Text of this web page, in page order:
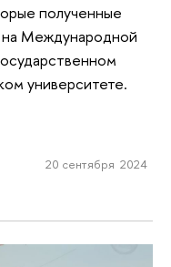
полученные
на Международной
университете.
20 сентября 2024